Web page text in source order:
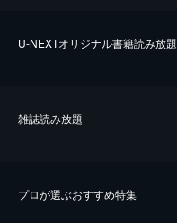
U-NEXTオリジナル書籍読み放題
雑誌読み放題
プロが選ぶおすすめ特集